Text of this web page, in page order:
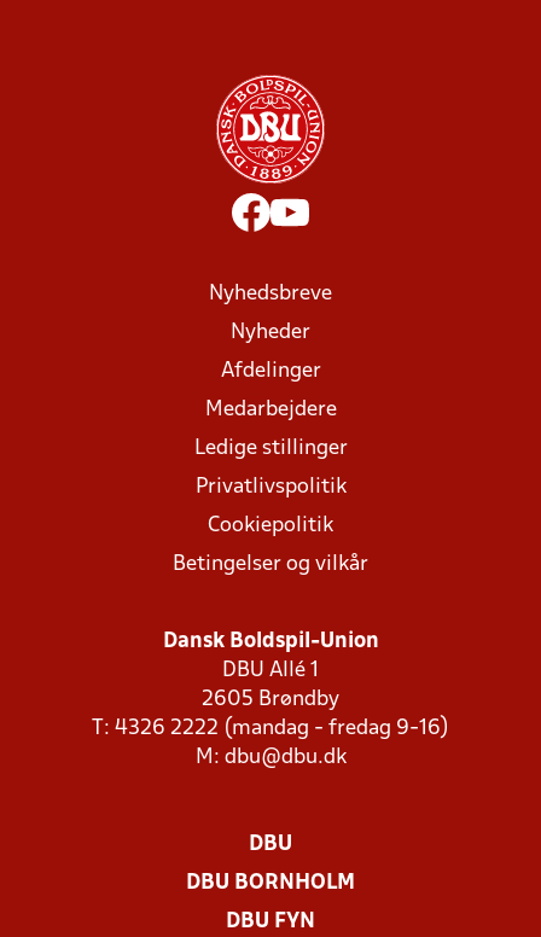
Nyhedsbreve
Nyheder
Afdelinger
Medarbejdere
Ledige stillinger
Privatlivspolitik
Cookiepolitik
Betingelser og vilkår
Dansk Boldspil-Union
DBU Allé 1
2605 Brøndby
T: 4326 2222 (mandag - fredag 9-16)
M: dbu@dbu.dk
DBU
DBU BORNHOLM
DBU FYN